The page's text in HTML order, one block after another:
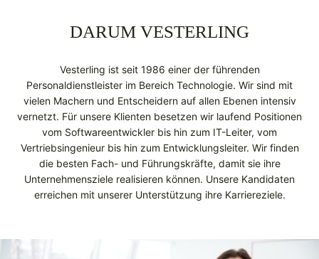
DARUM VESTERLING
Vesterling ist seit 1986 einer der führenden
Personaldienstleister im Bereich Technologie. Wir sind mit
vielen Machern und Entscheidern auf allen Ebenen intensiv
vernetzt. Für unsere Klienten besetzen wir laufend Positionen
vom Softwareentwickler bis hin zum IT-Leiter, vom
Vertriebsingenieur bis hin zum Entwicklungsleiter. Wir finden
die besten Fach- und Führungskräfte, damit sie ihre
Unternehmensziele realisieren können. Unsere Kandidaten
erreichen mit unserer Unterstützung ihre Karriereziele.